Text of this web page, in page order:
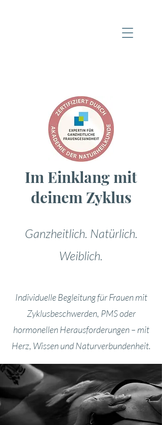
Im Einklang mit
deinem Zyklus
Ganzheitlich. Natürlich.
Weiblich.
Individuelle Begleitung für Frauen mit
Zyklusbeschwerden, PMS oder
hormonellen Herausforderungen – mit
Herz, Wissen und Naturverbundenheit.